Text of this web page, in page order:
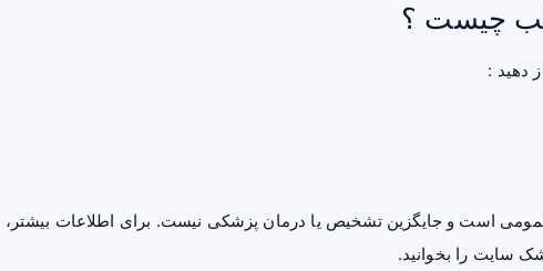
چیست ؟
است و جایگزین تشخیص یا درمان پزشکی نیست. برای اطلاعات بیشتر،
سایت را بخوانید.